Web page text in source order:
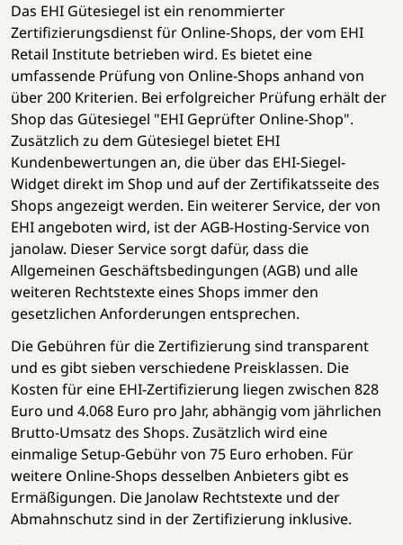
Das EHI Gütesiegel ist ein renommierter
Zertifizierungsdienst für Online-Shops, der vom EHI
Retail Institute betrieben wird. Es bietet eine
umfassende Prüfung von Online-Shops anhand von
über 200 Kriterien. Bei erfolgreicher Prüfung erhält der
Shop das Gütesiegel "EHI Geprüfter Online-Shop".
Zusätzlich zu dem Gütesiegel bietet EHI
Kundenbewertungen an, die über das EHI-Siegel-
Widget direkt im Shop und auf der Zertifikatsseite des
Shops angezeigt werden. Ein weiterer Service, der von
EHI angeboten wird, ist der AGB-Hosting-Service von
janolaw. Dieser Service sorgt dafür, dass die
Allgemeinen Geschäftsbedingungen (AGB) und alle
weiteren Rechtstexte eines Shops immer den
gesetzlichen Anforderungen entsprechen.
Die Gebühren für die Zertifizierung sind transparent
und es gibt sieben verschiedene Preisklassen. Die
Kosten für eine EHI-Zertifizierung liegen zwischen 828
Euro und 4.068 Euro pro Jahr, abhängig vom jährlichen
Brutto-Umsatz des Shops. Zusätzlich wird eine
einmalige Setup-Gebühr von 75 Euro erhoben. Für
weitere Online-Shops desselben Anbieters gibt es
Ermäßigungen. Die Janolaw Rechtstexte und der
Abmahnschutz sind in der Zertifizierung inklusive.